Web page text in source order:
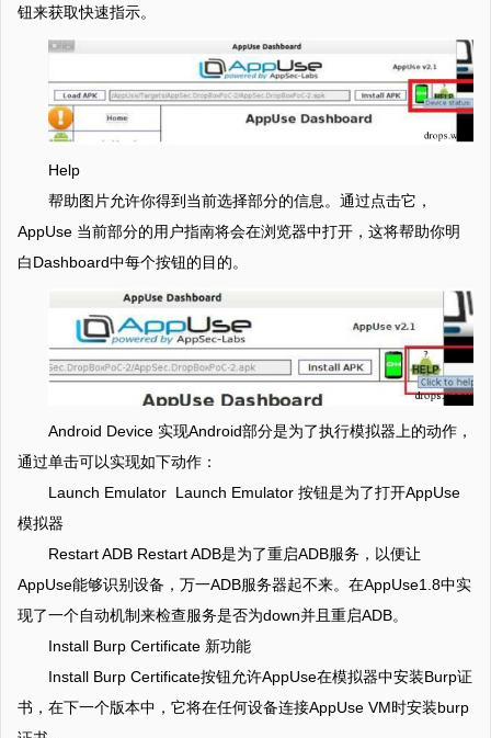
钮来获取快速指示。
Help
帮助图片允许你得到当前选择部分的信息。通过点击它，
AppUse 当前部分的用户指南将会在浏览器中打开，这将帮助你明
白Dashboard中每个按钮的目的。
Android Device 实现Android部分是为了执行模拟器上的动作，
通过单击可以实现如下动作：
Launch Emulator Launch Emulator 按钮是为了打开AppUse
模拟器
Restart ADB Restart ADB是为了重启ADB服务，以便让
AppUse能够识别设备，万一ADB服务器起不来。在AppUse1.8中实
现了一个自动机制来检查服务是否为down并且重启ADB。
Install Burp Certificate 新功能
Install Burp Certificate按钮允许AppUse在模拟器中安装Burp证
书，在下一个版本中，它将在任何设备连接AppUse VM时安装burp